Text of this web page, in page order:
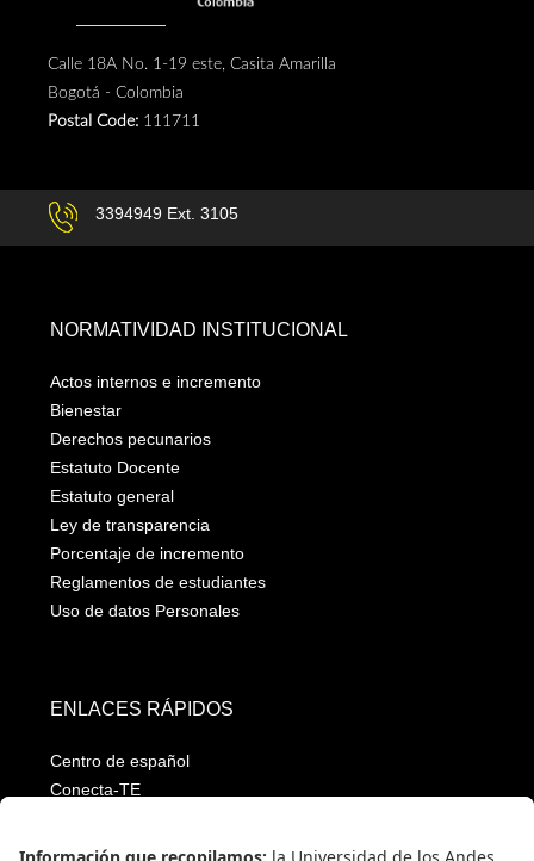
Calle 18A No. 1-19 este, Casita Amarilla
Bogotá - Colombia
Postal Code: 111711
3394949 Ext. 3105
NORMATIVIDAD INSTITUCIONAL
Actos internos e incremento
Bienestar
Derechos pecunarios
Estatuto Docente
Estatuto general
Ley de transparencia
Porcentaje de incremento
Reglamentos de estudiantes
Uso de datos Personales
ENLACES RÁPIDOS
Centro de español
Conecta-TE
Emergencias: Extensión 0000